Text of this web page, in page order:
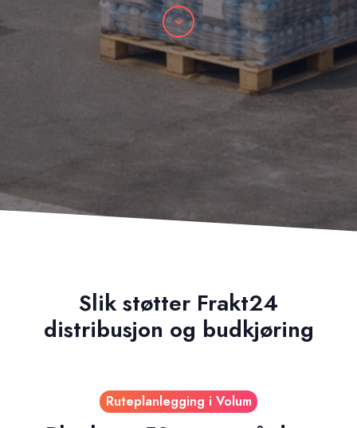
Scroll
Slik støtter Frakt24
distribusjon og budkjøring
Ruteplanlegging i Volum